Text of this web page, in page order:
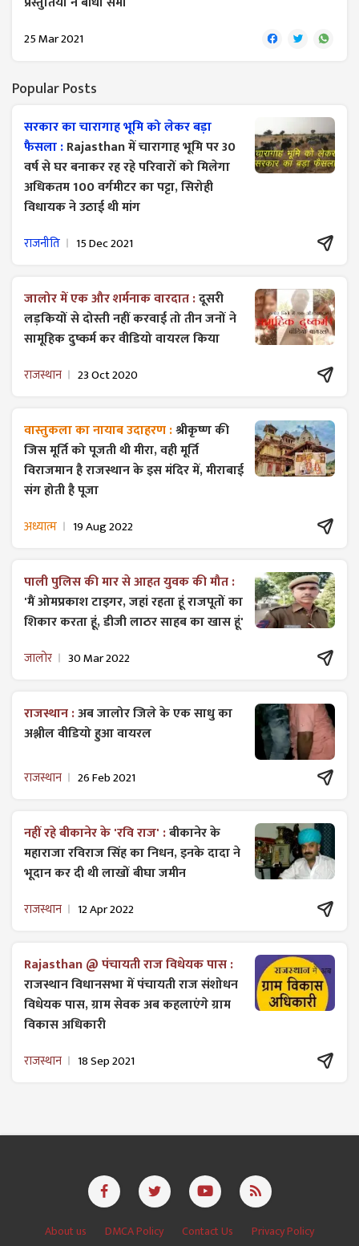
25 Mar 2021
Popular Posts
सरकार का चारागाह भूमि को लेकर बड़ा
फैसला :Rajasthan में चारागाह भूमि पर 30
वर्ष से घर बनाकर रह रहे परिवारों को मिलेगा
अधिकतम 100 वर्गमीटर का पट्टा, सिरोही
विधायक ने उठाई थी मांग
राजनीति 15 Dec 2021
जालोर में एक और शर्मनाक वारदात :दूसरी
लड़कियों से दोस्ती नहीं करवाई तो तीन जनों ने
सामूहिक दुष्कर्म कर वीडियो वायरल किया
राजस्थान 23 Oct 2020
वास्तुकला का नायाब उदाहरण :श्रीकृष्ण की
जिस मूर्ति को पूजती थी मीरा, वही मूर्ति
विराजमान है राजस्थान के इस मंदिर में, मीराबाई
संग होती है पूजा
अध्यात्म 19 Aug 2022
पाली पुलिस की मार से आहत युवक की मौत :
'मैं ओमप्रकाश टाइगर, जहां रहता हूं राजपूतों का
शिकार करता हूं, डीजी लाठर साहब का खास हूं'
जालोर 30 Mar 2022
राजस्थान :अब जालोर जिले के एक साधु का
अश्लील वीडियो हुआ वायरल
राजस्थान 26 Feb 2021
नहीं रहे बीकानेर के 'रवि राज' :बीकानेर के
महाराजा रविराज सिंह का निधन, इनके दादा ने
भूदान कर दी थी लाखों बीघा जमीन
राजस्थान 12 Apr 2022
Rajasthan @ पंचायती राज विधेयक पास :
राजस्थान विधानसभा में पंचायती राज ​संशोधन
विधेयक पास, ग्राम सेवक अब कहलाएंगे ग्राम
विकास अधिकारी
राजस्थान 18 Sep 2021
About us DMCA Policy Contact Us Privacy Policy